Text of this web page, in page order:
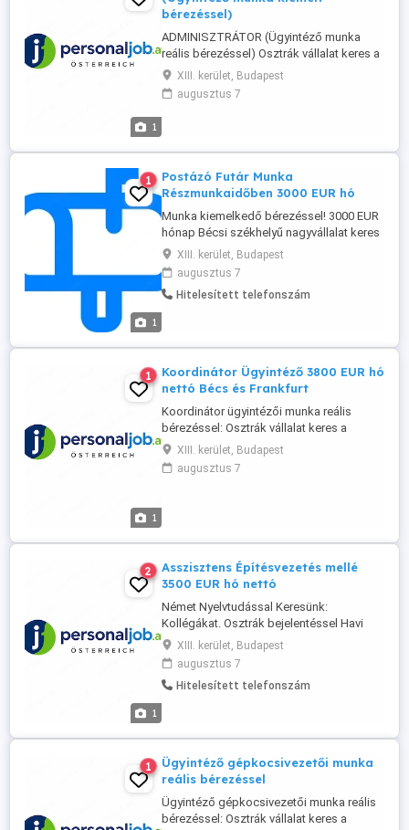
1
bérezéssel)
ADMINISZTRÁTOR (Ügyintéző munka
reális bérezéssel) Osztrák vállalat keres a
munkahelyeken bejelentett dolgozó
állományhoz tolmács Elvárások. német
nyelvtudás általános köznapi nyelvismeret
10 órás munkanap hétvége mindíg
szabad! ...
XIII. kerület, Budapest
augusztus 7
1
1
Postázó Futár Munka
Részmunkaidőben 3000 EUR hó
Munka kiemelkedő bérezéssel! 3000 EUR
hónap Bécsi székhelyű nagyvállalat keres
munkatársakat a Bécsi munkahelyen
bejelentett állományhoz: Postázás
kézbesítés (tolmácsolás) RUGALMAS
MUNKAIDŐ Teljeskörű bejelentéssel és
nyelvtudás Előnyt ...
XIII. kerület, Budapest
augusztus 7
Hitelesített telefonszám
1
1
Koordinátor Ügyintéző 3800 EUR hó
nettó Bécs és Frankfurt
Koordinátor ügyintézői munka reális
bérezéssel: Osztrák vállalat keres a
munkahelyeken bejelentett dolgozó
állományhoz tolmács ügyintézőt.
Elvárások. német nyelvtudás általános
Ausztriában ...
XIII. kerület, Budapest
augusztus 7
1
2
Asszisztens Építésvezetés mellé
3500 EUR hó nettó
Német Nyelvtudással Keresünk:
Kollégákat. Osztrák bejelentéssel Havi
átlag 10-12 napi elfoglaltsággal teljes havi
bérezéssel osztrák bejelentéssel. Szállás
biztosított vagy ingázni is lehet.
Összekötő státusz betöltésére.
munkanapokon ...
XIII. kerület, Budapest
augusztus 7
Hitelesített telefonszám
1
Ügyintéző gépkocsivezetői munka
reális bérezéssel
Ügyintéző gépkocsivezetői munka reális
bérezéssel: Osztrák vállalat keres a